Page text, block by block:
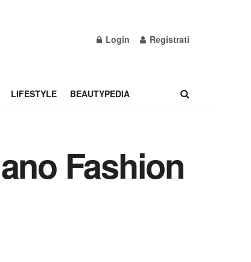
Login Registrati
LIFESTYLE BEAUTYPEDIA
Fashion